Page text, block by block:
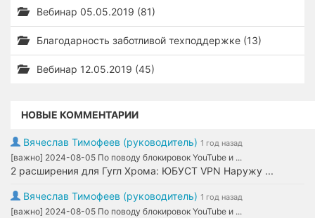
Вебинар 05.05.2019 (81)
Благодарность заботливой техподдержке (13)
Вебинар 12.05.2019 (45)
НОВЫЕ КОММЕНТАРИИ
Вячеслав Тимофеев (руководитель) 1 год назад
[важно] 2024-08-05 По поводу блокировок YouTube и ...
2 расширения для Гугл Хрома: ЮБУСТ VPN Наружу ...
Вячеслав Тимофеев (руководитель) 1 год назад
[важно] 2024-08-05 По поводу блокировок YouTube и ...